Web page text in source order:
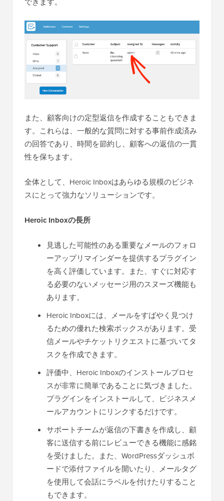
また、顧客向けの定型返信を作成することもできま
す。これらは、一般的な質問に対する事前作成済み
の回答であり、時間を節約し、顧客への返信の一貫
性を保ちます。
全体として、Heroic Inboxはあらゆる規模のビジネ
スにとって強力なソリューションです。
Heroic Inboxの長所
見逃した可能性のある重要なメールのフォロ
ーアップリマインダーを提供するプラグイン
を高く評価しています。また、すぐに対応す
る必要のないメッセージ用のスヌーズ機能も
あります。
Heroic Inboxには、メールをすばやく見つけ
るための優れた検索ボックスがあります。受
信メールやチケットリクエストに基づいてタ
スクを作成できます。
評価中、Heroic Inboxのインストールプロセ
スが非常に簡単であることに気づきました。
プラグインをインストールして、ビジネスメ
ールアカウントにリンクするだけです。
サポートチームが返信の下書きを作成し、顧
客に送信する前にレビューできる機能に感銘
を受けました。また、WordPressダッシュボ
ードで添付ファイルを開いたり、メールタグ
を使用して会話にラベルを付けたりすること
もできます。